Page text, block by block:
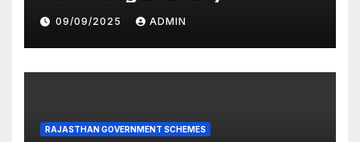
09/09/2025 ADMIN
RAJASTHAN GOVERNMENT SCHEMES